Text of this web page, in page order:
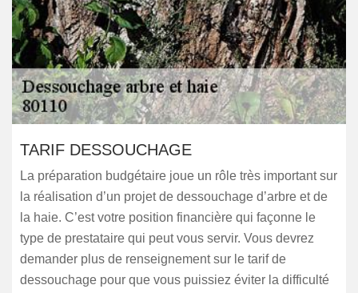
TARIF DESSOUCHAGE
La préparation budgétaire joue un rôle très important sur
la réalisation d’un projet de dessouchage d’arbre et de
la haie. C’est votre position financière qui façonne le
type de prestataire qui peut vous servir. Vous devrez
demander plus de renseignement sur le tarif de
dessouchage pour que vous puissiez éviter la difficulté